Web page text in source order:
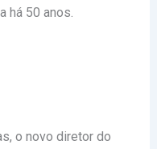
há 50 anos.
o novo diretor do